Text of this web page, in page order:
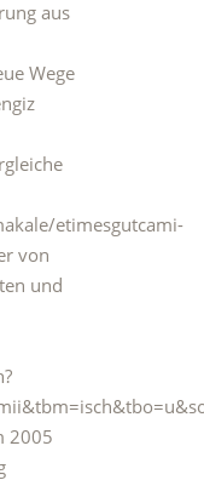
aus
Wege
etimesgutcami-
von
und
2005